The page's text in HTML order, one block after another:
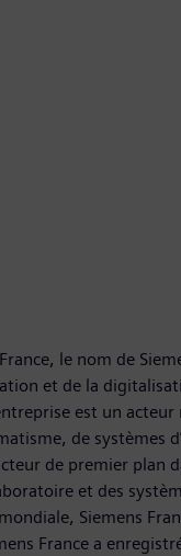
le nom de
et de la
est un acteur
de systèmes
de premier plan
et des
Siemens
France a